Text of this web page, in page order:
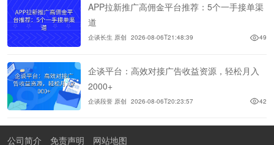
APP拉新推广高佣金平台推荐：5个一手接单渠
道
企谈长生 原创 2026-08-06T21:48:39 49
企谈平台：高效对接广告收益资源，轻松月入
2000+
企谈段誉 原创 2026-08-06T20:23:57 42
公司简介 免责声明 网站地图